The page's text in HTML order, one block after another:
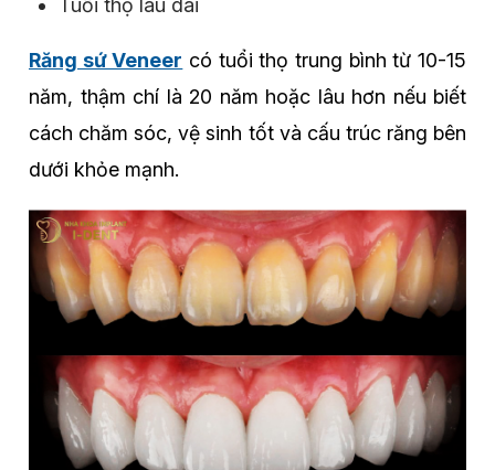
Tuổi thọ lâu dài
Răng sứ Veneer có tuổi thọ trung bình từ 10-15
năm, thậm chí là 20 năm hoặc lâu hơn nếu biết
cách chăm sóc, vệ sinh tốt và cấu trúc răng bên
dưới khỏe mạnh.